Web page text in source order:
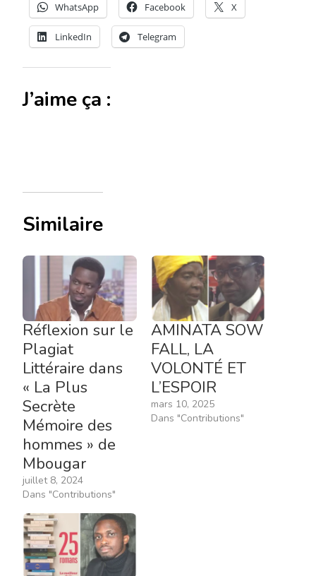
WhatsApp Facebook X
LinkedIn Telegram
J’aime ça :
Similaire
Réflexion sur le
Plagiat
Littéraire dans
« La Plus
Secrète
Mémoire des
hommes » de
Mbougar
juillet 8, 2024
Dans "Contributions"
AMINATA SOW
FALL, LA
VOLONTÉ ET
L’ESPOIR
mars 10, 2025
Dans "Contributions"